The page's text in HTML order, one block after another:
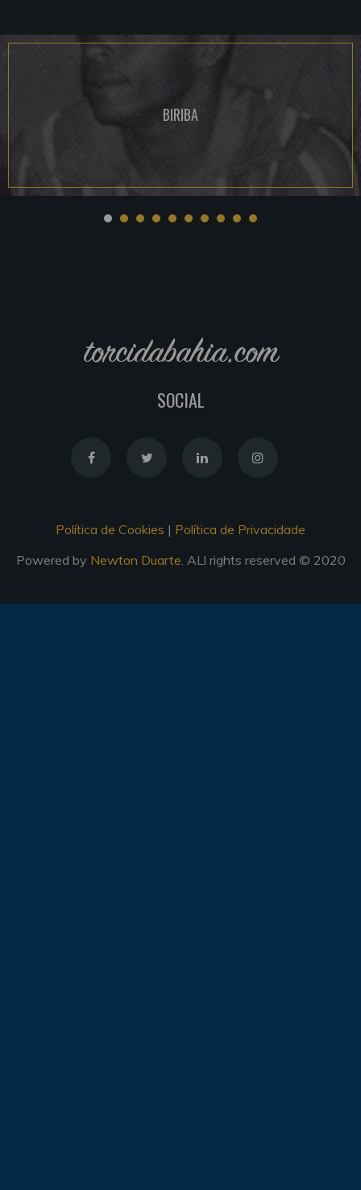
BIRIBA
torcidabahia.com
SOCIAL
Política de Cookies | Política de Privacidade
Powered by Newton Duarte . ALl rights reserved © 2020